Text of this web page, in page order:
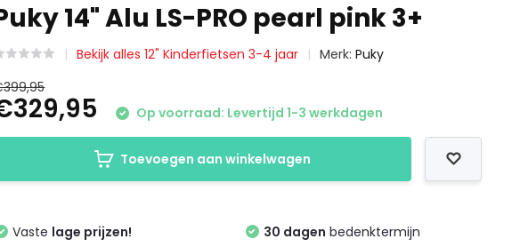
14" Alu LS-PRO pearl pink 3+
Bekijk alles 12" Kinderfietsen 3-4 jaar Merk:Puky
Op voorraad: Levertijd 1-3 werkdagen
Toevoegen aan winkelwagen
Vaste lage prijzen!
30 dagen bedenktermijn